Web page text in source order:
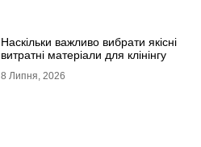
Наскільки важливо вибрати якісні
витратні матеріали для клінінгу
8 Липня, 2026